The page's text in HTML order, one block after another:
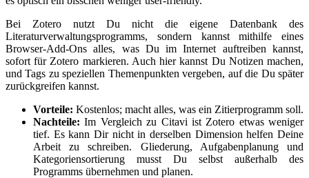
Bei Zotero nutzt Du nicht die eigene Datenbank des
Literaturverwaltungsprogramms, sondern kannst mithilfe eines
Browser-Add-Ons alles, was Du im Internet auftreiben kannst,
sofort für Zotero markieren. Auch hier kannst Du Notizen machen,
und Tags zu speziellen Themenpunkten vergeben, auf die Du später
zurückgreifen kannst.
Vorteile: Kostenlos; macht alles, was ein Zitierprogramm soll.
Nachteile: Im Vergleich zu Citavi ist Zotero etwas weniger
tief. Es kann Dir nicht in derselben Dimension helfen Deine
Arbeit zu schreiben. Gliederung, Aufgabenplanung und
Kategoriensortierung musst Du selbst außerhalb des
Programms übernehmen und planen.